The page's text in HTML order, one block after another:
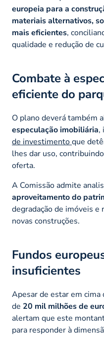
europeia para a
materiais alternativos,
mais eficientes,
qualidade e redução de
Combate à
eficiente do
O plano deverá também
especulação imobiliária,
de investimentoque
lhes dar uso,
oferta.
A Comissão admite
aproveitamento do
degradação de imóveis e
novas construções.
Fundos
insuficientes
Apesar de estar em cima
de 20 mil milhões de
alertam que este
para responder à